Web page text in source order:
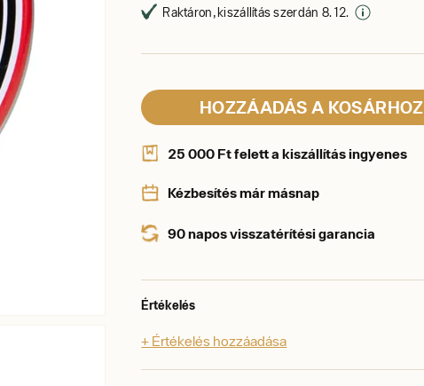
Raktáron, kiszállítás szerdán 8. 12.
HOZZÁADÁS A KOSÁRHOZ
25 000 Ft felett a kiszállítás ingyenes
Kézbesítés már másnap
90 napos visszatérítési garancia
Értékelés
+ Értékelés hozzáadása